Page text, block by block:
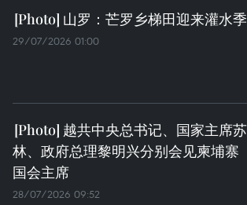
山罗：芒罗乡梯田迎来灌水季
29/07/2026 01:00
越共中央总书记、国家主席苏
林、政府总理黎明兴分别会见柬埔寨
国会主席
28/07/2026 09:52